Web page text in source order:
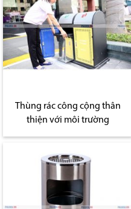
Thùng rác công cộng thân
thiện với môi trường